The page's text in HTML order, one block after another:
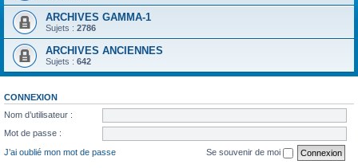
ARCHIVES GAMMA-1
Sujets : 2786
ARCHIVES ANCIENNES
Sujets : 642
CONNEXION
Nom d’utilisateur :
Mot de passe :
J’ai oublié mon mot de passe
Se souvenir de moi